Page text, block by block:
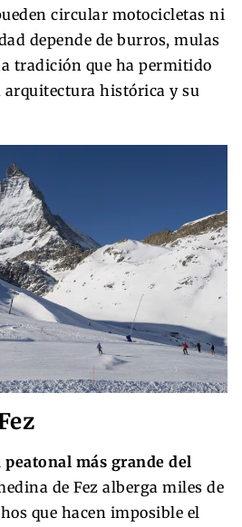
circular motocicletas ni
depende de burros, mulas
tradición que ha permitido
histórica y su
peatonal más grande del
de Fez alberga miles de
que hacen imposible el